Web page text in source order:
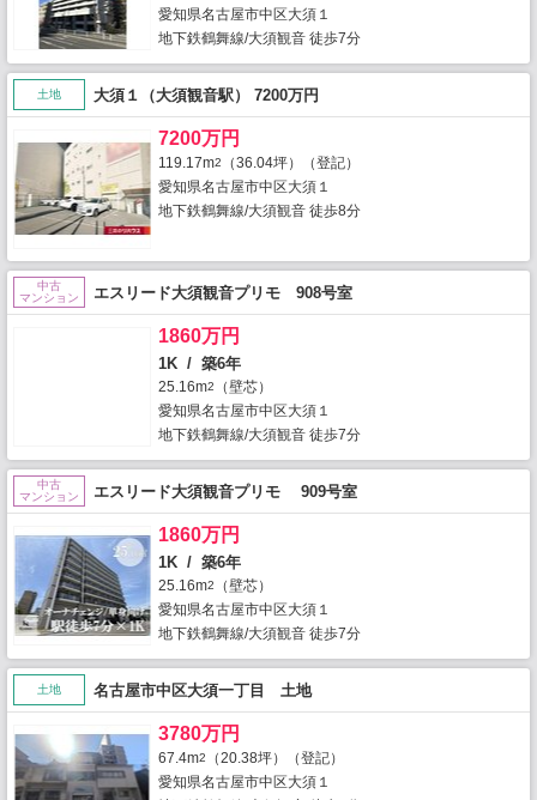
愛知県名古屋市中区大須１
地下鉄鶴舞線/大須観音 徒歩7分
土地 大須１（大須観音駅） 7200万円
7200万円
119.17m2
（36.04坪）（登記）
愛知県名古屋市中区大須１
地下鉄鶴舞線/大須観音 徒歩8分
中古
マンション
エスリード大須観音プリモ 908号室
1860万円
1K / 築6年
25.16m2
（壁芯）
愛知県名古屋市中区大須１
地下鉄鶴舞線/大須観音 徒歩7分
中古
マンション
エスリード大須観音プリモ 909号室
1860万円
1K / 築6年
25.16m2
（壁芯）
愛知県名古屋市中区大須１
地下鉄鶴舞線/大須観音 徒歩7分
土地 名古屋市中区大須一丁目 土地
3780万円
67.4m2
（20.38坪）（登記）
愛知県名古屋市中区大須１